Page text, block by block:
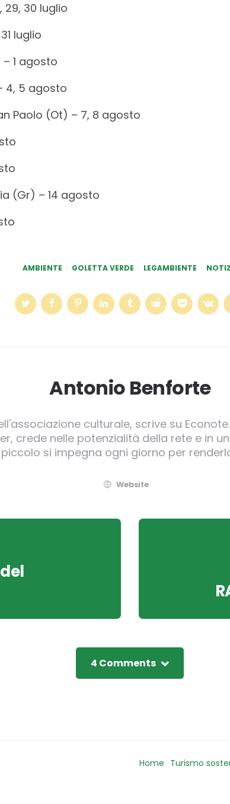
29, 30 luglio
luglio
1 agosto
4, 5 agosto
Paolo (Ot) – 7, 8 agosto
(Gr) – 14 agosto
AMBIENTE GOLETTA VERDE LEGAMBIENTE
Antonio Benforte
culturale, scrive su
crede nelle potenzialità della rete e in
piccolo si impegna ogni giorno per
Website
4 Comments
Home Turismo